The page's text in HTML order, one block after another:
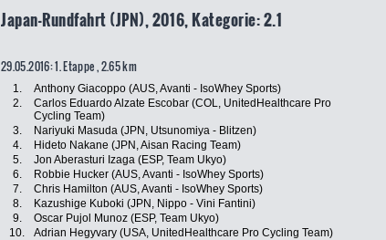
Japan-Rundfahrt (JPN), 2016, Kategorie: 2.1
29.05.2016: 1. Etappe , 2.65 km
1. Anthony Giacoppo (AUS, Avanti - IsoWhey Sports)
2.
Carlos Eduardo Alzate Escobar (COL, UnitedHealthcare Pro
Cycling Team)
3. Nariyuki Masuda (JPN, Utsunomiya - Blitzen)
4.
Hideto Nakane (JPN, Aisan Racing Team)
5.
Jon Aberasturi Izaga (ESP, Team Ukyo)
6.
Robbie Hucker (AUS, Avanti - IsoWhey Sports)
7.
Chris Hamilton (AUS, Avanti - IsoWhey Sports)
8.
Kazushige Kuboki (JPN, Nippo - Vini Fantini)
9.
Oscar Pujol Munoz (ESP, Team Ukyo)
10.
Adrian Hegyvary (USA, UnitedHealthcare Pro Cycling Team)